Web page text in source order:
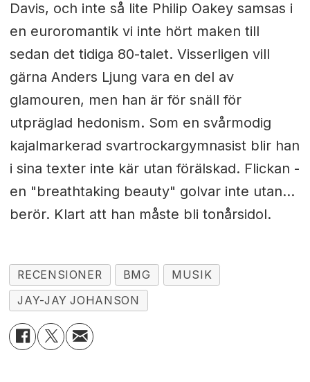
Davis, och inte så lite Philip Oakey samsas i
en euroromantik vi inte hört maken till
sedan det tidiga 80-talet. Visserligen vill
gärna Anders Ljung vara en del av
glamouren, men han är för snäll för
utpräglad hedonism. Som en svårmodig
kajalmarkerad svartrockargymnasist blir han
i sina texter inte kär utan förälskad. Flickan -
en "breathtaking beauty" golvar inte utan...
berör. Klart att han måste bli tonårsidol.
RECENSIONER BMG
MUSIK
JAY-JAY JOHANSON